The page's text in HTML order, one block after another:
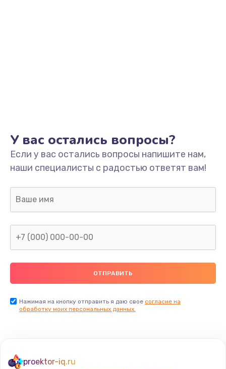
Замена/Pемонт карбюратора
1300 руб.
Заказать
Ремонт капиллярной трубки
400 руб.
Заказать
У вас остались вопросы?
Если у вас остались вопросы напишите нам,
наши специалисты с радостью ответят вам!
Нажимая на кнопку отправить я даю свое согласие на
обработку моих персональных данных.
proektor-iq.ru